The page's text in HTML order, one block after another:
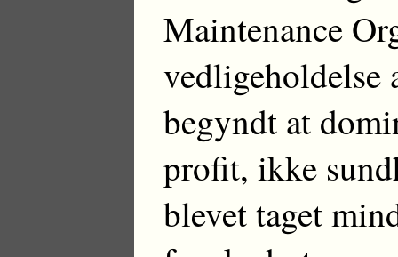
Maintenance
vedligeholdelse
begyndt at
profit, ikke
blevet taget